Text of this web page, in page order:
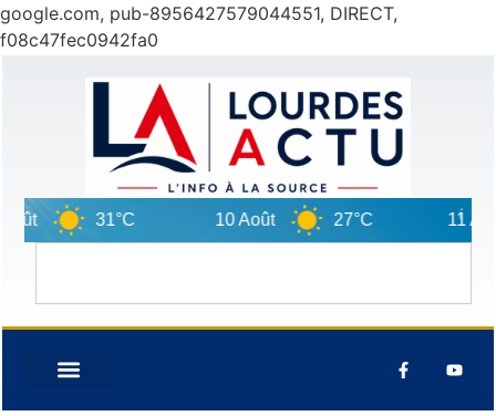
google.com, pub-8956427579044551, DIRECT,
f08c47fec0942fa0
31°C 10 Août 27°C 11 Août